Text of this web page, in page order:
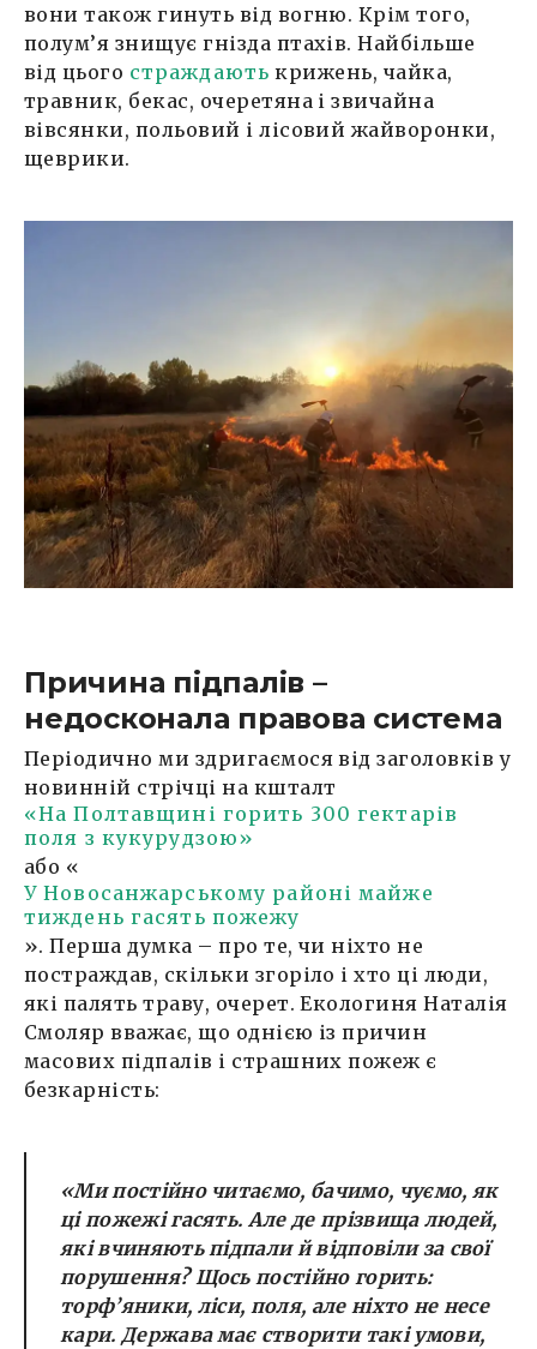
вони також гинуть від вогню. Крім того,
полум’я знищує гнізда птахів. Найбільше
від цього страждають крижень, чайка,
травник, бекас, очеретяна і звичайна
вівсянки, польовий і лісовий жайворонки,
щеврики.
Причина підпалів –
недосконала правова система
Періодично ми здригаємося від заголовків у
новинній стрічці на кшталт
«На Полтавщині горить 300 гектарів
поля з кукурудзою»
або «
У Новосанжарському районі майже
тиждень гасять пожежу
». Перша думка – про те, чи ніхто не
постраждав, скільки згоріло і хто ці люди,
які палять траву, очерет. Екологиня Наталія
Смоляр вважає, що однією із причин
масових підпалів і страшних пожеж є
безкарність:
«Ми постійно читаємо, бачимо, чуємо, як
ці пожежі гасять. Але де прізвища людей,
які вчиняють підпали й відповіли за свої
порушення? Щось постійно горить:
торф’яники, ліси, поля, але ніхто не несе
кари. Держава має створити такі умови,